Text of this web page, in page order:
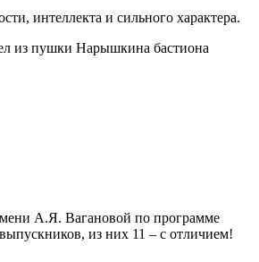
интеллекта и сильного характера.
из пушки Нарышкина бастиона
А.Я. Вагановой по программе
из них 11 – с отличием!